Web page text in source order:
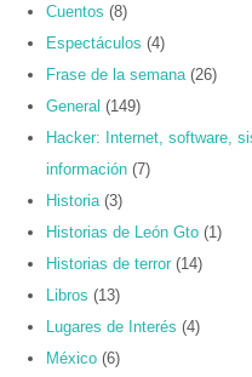
Cuentos (8)
Espectáculos (4)
Frase de la semana (26)
General (149)
Hacker: Internet, software,
información (7)
Historia (3)
Historias de León Gto (1)
Historias de terror (14)
Libros (13)
Lugares de Interés (4)
México (6)